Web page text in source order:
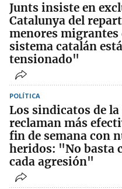
Junts insiste en
Catalunya del
menores migrantes
sistema catalán está
tensionado"
POLÍTICA
Los sindicatos de
reclaman más
fin de semana con
heridos: "No basta
cada agresión"